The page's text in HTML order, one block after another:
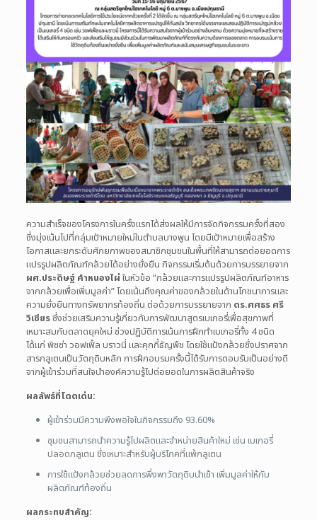
ความสำเร็จของโครงการในครั้งแรกได้ส่งผลให้มีการจัดกิจกรรมครั้งที่สอง
ซึ่งมุ่งเน้นไปที่กลุ่มเป้าหมายใหม่ในตำบลบางพูน โดยมีเป้าหมายเพื่อสร้าง
โอกาสและยกระดับศักยภาพของสมาชิกชุมชนในพื้นที่ให้สามารถต่อยอดการ
แปรรูปผลิตภัณฑ์กล้วยได้อย่างยั่งยืน กิจกรรมเริ่มต้นด้วยการบรรยายจาก
ผศ.ประดิษฐ์ คำหนองไผ่ ในหัวข้อ “กล้วยและการแปรรูปผลิตภัณฑ์อาหาร
จากกล้วยเพื่อเพิ่มมูลค่า” โดยเน้นถึงคุณค่าของกล้วยในด้านโภชนาการและ
ความยั่งยืนทางทรัพยากรท้องถิ่น ต่อด้วยการบรรยายจาก ดร.ศศธร ศรี
วิเชียรซึ่งช่วยเสริมความรู้เกี่ยวกับการพัฒนาสูตรเบเกอรี่เพื่อสุขภาพที่
เหมาะสมกับตลาดยุคใหม่ ช่วงปฏิบัติการเน้นการฝึกทำเบเกอรี่ทั้ง 4 ชนิด
ได้แก่ พิซซ่า วอฟเฟิ้ล บราวนี่ และคุกกี้ธัญพืช โดยใช้แป้งกล้วยซึ่งปราศจาก
สารกลูเตนเป็นวัตถุดิบหลัก การฝึกอบรมครั้งนี้ได้รับการตอบรับเป็นอย่างดี
จากผู้เข้าร่วมที่สนใจนำองค์ความรู้ไปต่อยอดในการผลิตสินค้าจริง
ผลลัพธ์ที่โดดเด่น:
ผู้เข้าร่วมมีความพึงพอใจในกิจกรรมถึง 93.60%
ชุมชนสามารถนำความรู้ไปผลิตและจำหน่ายสินค้าใหม่ เช่น เบเกอรี่
ปลอดกลูเตน ซึ่งเหมาะสำหรับผู้บริโภคที่แพ้กลูเตน
การใช้แป้งกล้วยช่วยลดการพึ่งพาวัตถุดิบนำเข้า เพิ่มมูลค่าให้กับ
ผลิตภัณฑ์ท้องถิ่น
ผลกระทบสำคัญ: